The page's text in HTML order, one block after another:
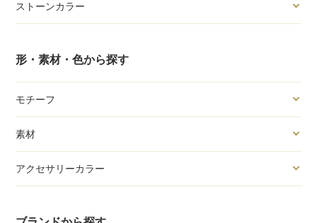
ストーンカラー
形・素材・色から探す
モチーフ
素材
アクセサリーカラー